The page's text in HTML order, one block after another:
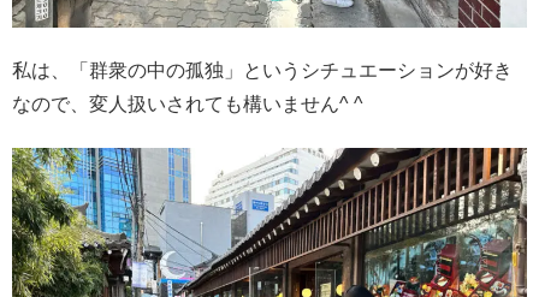
私は、「群衆の中の孤独」というシチュエーションが好き
なので、変人扱いされても構いません^ ^